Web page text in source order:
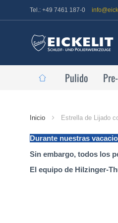
Tel.: +49 7461 187-0
inicio
Pulido
Inicio Estrella de Lijado
Durante nuestras
Sin embargo, todos los
El equipo de Hilzinger-